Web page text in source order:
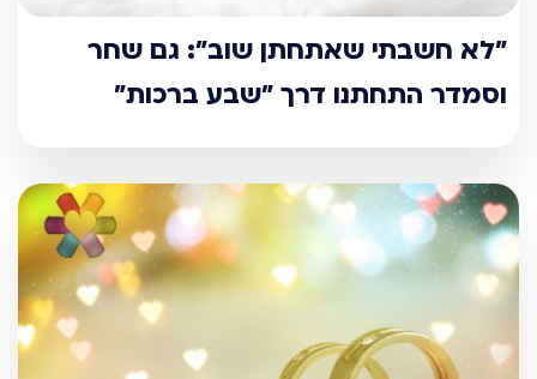
"לא חשבתי שאתחתן שוב": גם שחר
וסמדר התחתנו דרך "שבע ברכות"